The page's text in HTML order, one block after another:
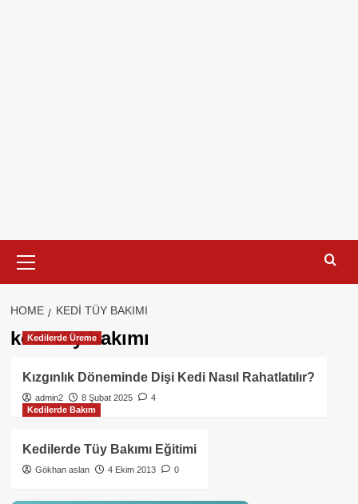
Menu
HOME KEDI TÜY BAKIMI
kedi tüy bakımı
Kedilerde Üreme
Kızgınlık Döneminde Dişi Kedi Nasıl Rahatlatılır?
admin2 8 Şubat 2025
4
Kedilerde Bakım
Kedilerde Tüy Bakımı Eğitimi
Gökhan aslan 4 Ekim 2013 0